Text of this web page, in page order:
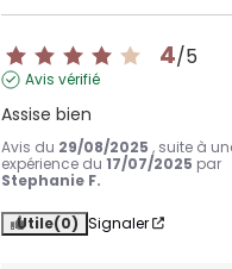
4/5
Avis vérifié
Assise bien
Avis du 29/08/2025 , suite à
expérience du17/07/2025 par
Stephanie F.
Utile(0) Signaler